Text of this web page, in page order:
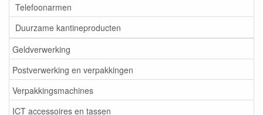
Telefoonarmen
Duurzame kantineproducten
Geldverwerking
Postverwerking en verpakkingen
Verpakkingsmachines
ICT accessoires en tassen